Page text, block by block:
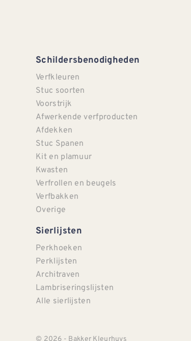
Schildersbenodigheden
Verfkleuren
Stuc soorten
Voorstrijk
Afwerkende verfproducten
Afdekken
Stuc Spanen
Kit en plamuur
Kwasten
Verfrollen en beugels
Verfbakken
Overige
Sierlijsten
Perkhoeken
Perklijsten
Architraven
Lambriseringslijsten
Alle sierlijsten
© 2026 - Bakker Kleurhuys